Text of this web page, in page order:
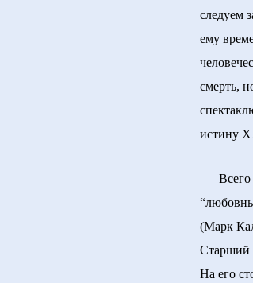
следуем
ему
смерть,
истину
Всего
(Марк
Старший
На его